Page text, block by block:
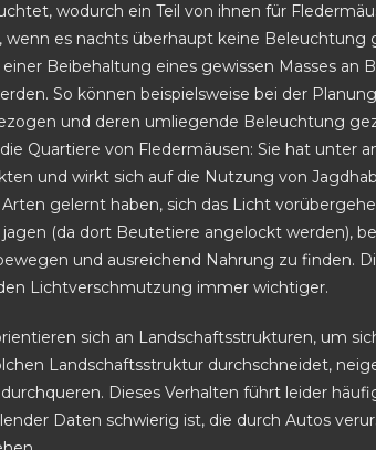
wodurch ein Teil von ihnen für
wenn es nachts überhaupt keine
einer Beibehaltung eines gewissen Masses
So können beispielsweise bei der
und deren umliegende Beleuchtung
Quartiere von Fledermäusen: Sie hat unter
und wirkt sich auf die Nutzung von
gelernt haben, sich das Licht
(da dort Beutetiere angelockt werden),
und ausreichend Nahrung zu finden.
Lichtverschmutzung immer wichtiger.
sich an Landschaftsstrukturen, um
Landschaftsstruktur durchschneidet,
Dieses Verhalten führt leider
Daten schwierig ist, die durch Autos